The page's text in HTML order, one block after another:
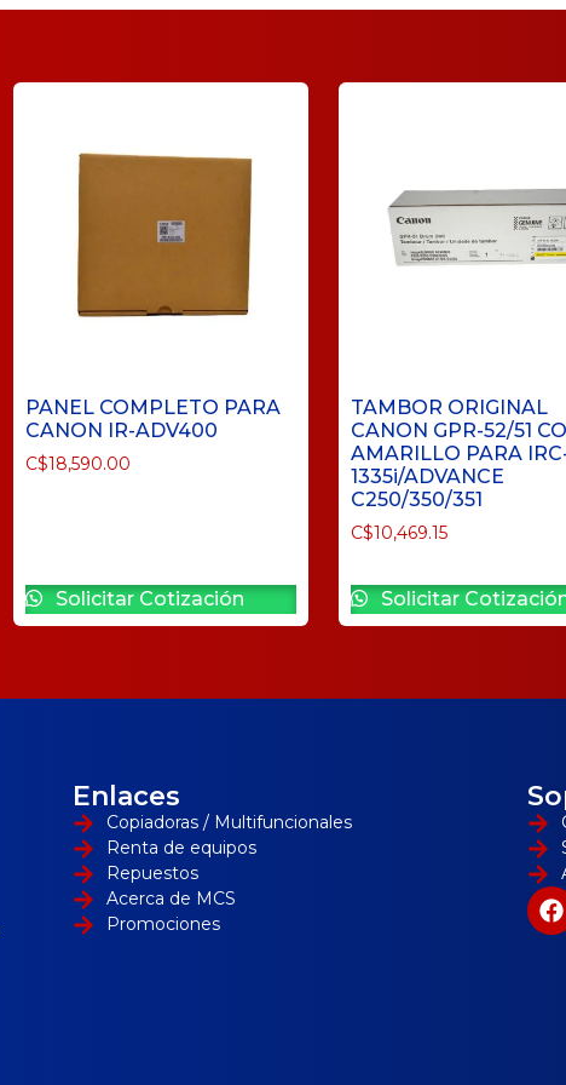
PANEL COMPLETO PARA
CANON IR-ADV400
C$18,590.00
Solicitar Cotización
TAMBOR ORIGINAL
CANON GPR-52/51
AMARILLO PARA
1335i/ADVANCE
C250/350/351
C$10,469.15
Solicitar
Enlaces
Copiadoras / Multifuncionales
Renta de equipos
Repuestos
Acerca de MCS
Promociones